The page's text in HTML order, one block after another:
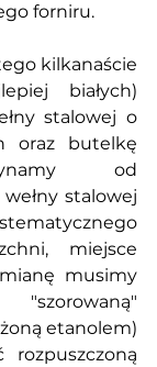
forniru.
kilkanaście
białych)
stalowej o
oraz butelkę
od
stalowej
miejsce
musimy
etanolem)
rozpuszczoną